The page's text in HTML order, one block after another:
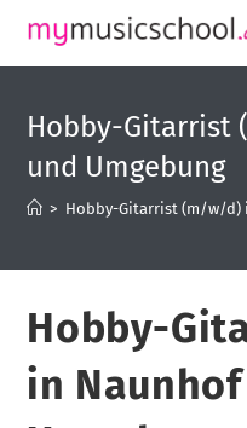
Hobby-Gitarrist
und Umgebung
> Hobby-Gitarrist (m/w/d)
Hobby-
in